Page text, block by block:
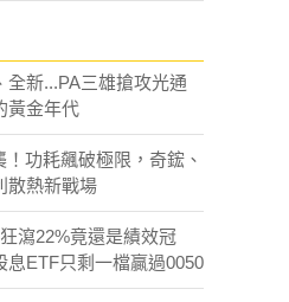
全新...PA三雄搶攻光通
黃金年代
功耗飆破極限，奇鋐、
散熱新戰場
瀉22%竟還是績效冠
息ETF只剩一檔贏過0050